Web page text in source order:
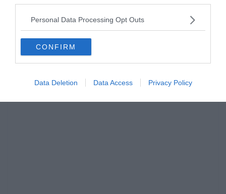
Personal Data Processing Opt Outs
CONFIRM
Data Deletion Data Access Privacy Policy
jegelését a szezon legfontosabb szakaszában.
Talán a La Ligát már nem tudják megnyerni, de a Bajnokok
forrás